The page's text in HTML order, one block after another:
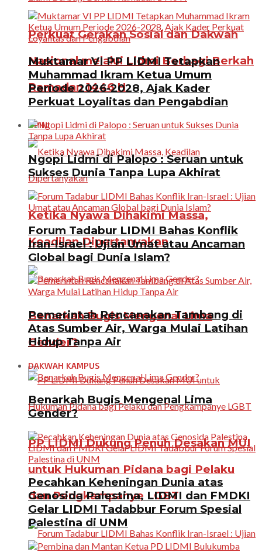
Perkuat Gerakan Sosial dan Dakwah
Nasional melalui Lidmi Berbagi Berkah
Ramadan 1446 H
OPINI
Ketika Nyawa Dihakimi Massa,
Keadilan Dipertanyakan
Benarkah Bugis Mengenal Lima
Gender?
PP LIDMI Dukung Penuh Desakan MUI
untuk Hukuman Pidana bagi Pelaku
dan Pengkampanye LGBT
Muktamar VI PP LIDMI Tetapkan
Muhammad Ikram Ketua Umum
Periode 2026-2028, Ajak Kader
Perkuat Loyalitas dan Pengabdian
Ngopi Lidmi di Palopo : Seruan untuk
Sukses Dunia Tanpa Lupa Akhirat
Forum Tadabur LIDMI Bahas Konflik
Iran-Israel : Ujian Umat atau Ancaman
Global bagi Dunia Islam?
Pemerintah Rencanakan Tambang di
Atas Sumber Air, Warga Mulai Latihan
Hidup Tanpa Air
DAKWAH KAMPUS
Benarkah Bugis Mengenal Lima
Gender?
Pecahkan Keheningan Dunia atas
Genosida Palestina, LIDMI dan FMDKI
Gelar LIDMI Tadabbur Forum Spesial
Palestina di UNM